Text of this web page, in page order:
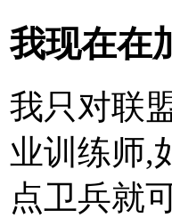
我现在在
我只对联
业训练师,
点卫兵就